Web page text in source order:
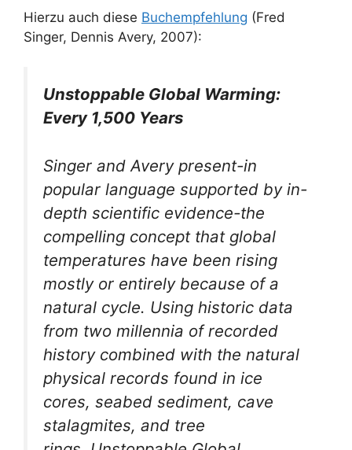
Hierzu auch diese Buchempfehlung (Fred
Singer, Dennis Avery, 2007):
Unstoppable Global Warming:
Every 1,500 Years
Singer and Avery present-in
popular language supported by in-
depth scientific evidence-the
compelling concept that global
temperatures have been rising
mostly or entirely because of a
natural cycle. Using historic data
from two millennia of recorded
history combined with the natural
physical records found in ice
cores, seabed sediment, cave
stalagmites, and tree